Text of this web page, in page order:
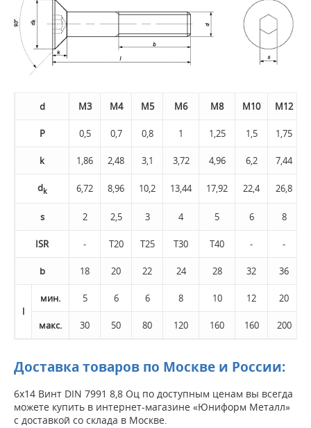
d M3 M4 M5 M6 M8 M10 M12
P 0,5 0,7 0,8 1 1,25 1,5 1,75
k 1,86 2,48 3,1 3,72 4,96 6,2 7,44
dk 6,72 8,96 10,2 13,44 17,92 22,4 26,8
s 2 2,5 3 4 5 6 8
ISR - Т20 Т25 Т30 Т40 - -
b 18 20 22 24 28 32 36
l
мин. 5 6 6 8 10 12 20
макс. 30 50 80 120 160 160 200
Доставка товаров по Москве и России:
6х14 Винт DIN 7991 8,8 Оц по доступным ценам вы всегда
можете купить в интернет-магазине «Юниформ Металл»
с доставкой со склада в Москве.